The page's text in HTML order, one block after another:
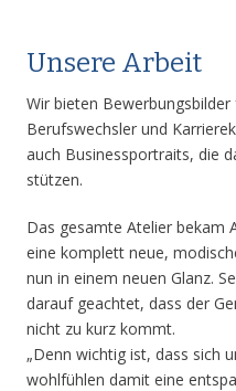
Unsere Arbeit
Wir bieten
Berufswechsler und
auch Businessportraits, die
stützen.
Das gesamte Atelier bekam
eine komplett neue,
nun in einem neuen Glanz.
darauf geachtet, dass der
nicht zu kurz kommt.
„Denn wichtig ist, dass sich
wohlfühlen damit eine